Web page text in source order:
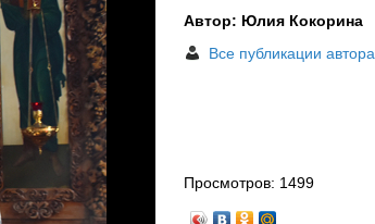
Автор: Юлия Кокорина
Все публикации автора
Просмотров: 1499